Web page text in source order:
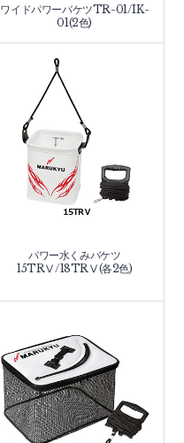
ワイドパワーバケツTR-01/IK-
01(2色)
パワー水くみバケツ
15TRⅤ/18TRⅤ(各2色)